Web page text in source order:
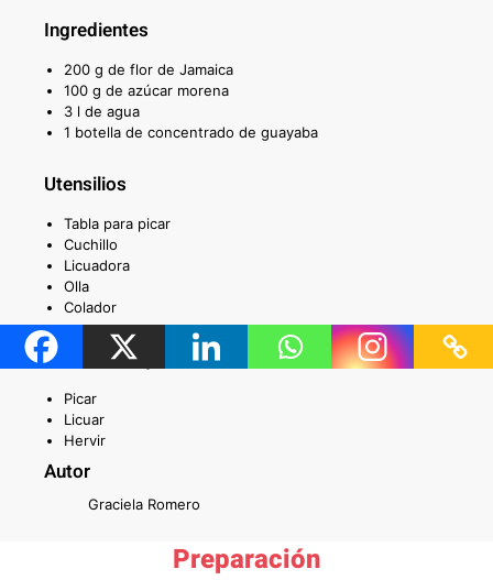
Ingredientes
200 g de flor de Jamaica
100 g de azúcar morena
3 l de agua
1 botella de concentrado de guayaba
Utensilios
Tabla para picar
Cuchillo
Licuadora
Olla
Colador
Técnicas requeridas
Picar
Licuar
Hervir
Autor
Graciela Romero
Preparación